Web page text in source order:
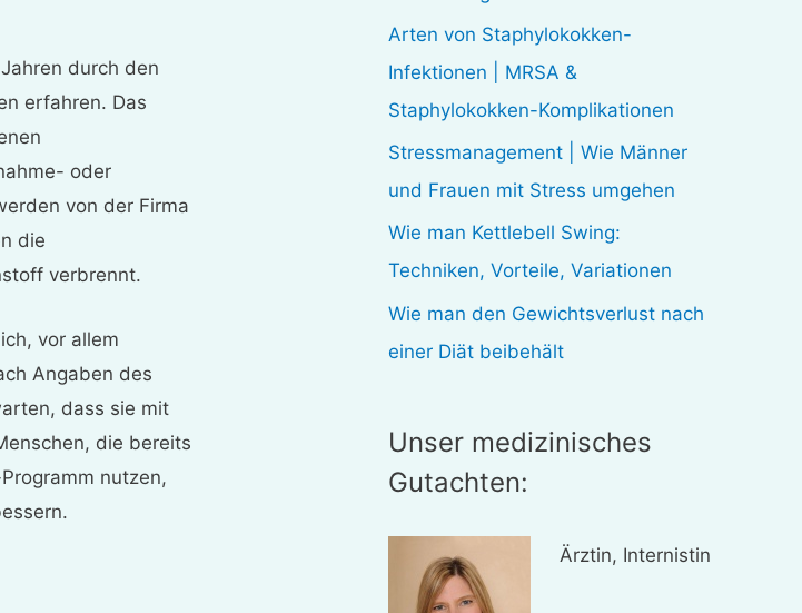
durch den
erfahren. Das
oder
von der Firma
die
verbrennt.
vor allem
Angaben des
dass sie mit
die bereits
nutzen,
a
c
h
:
Arten von Staphylokokken-
Infektionen | MRSA &
Staphylokokken-Komplikationen
Stressmanagement | Wie Männer
und Frauen mit Stress umgehen
Wie man Kettlebell Swing:
Techniken, Vorteile, Variationen
Wie man den Gewichtsverlust nach
einer Diät beibehält
Unser medizinisches
Gutachten:
Ärztin, Internistin